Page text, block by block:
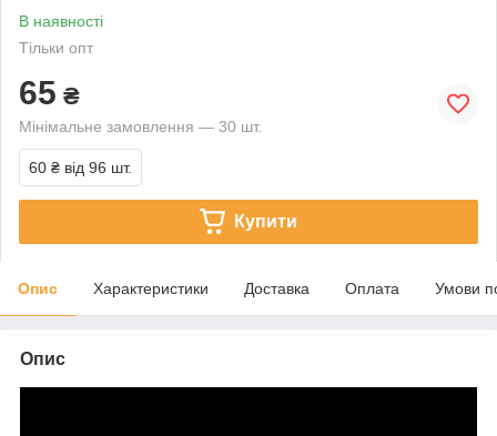
В наявності
Тільки опт
65 ₴
Мінімальне замовлення — 30 шт.
60 ₴ від 96 шт.
Купити
Опис Характеристики Доставка Оплата Умови
Опис